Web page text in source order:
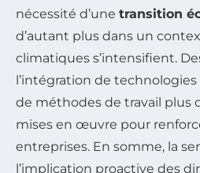
nécessité d’une transition
d’autant plus dans un
climatiques s’intensifient.
l’intégration de
de méthodes de travail plus
mises en œuvre pour
entreprises. En somme, la
l’implication proactive des